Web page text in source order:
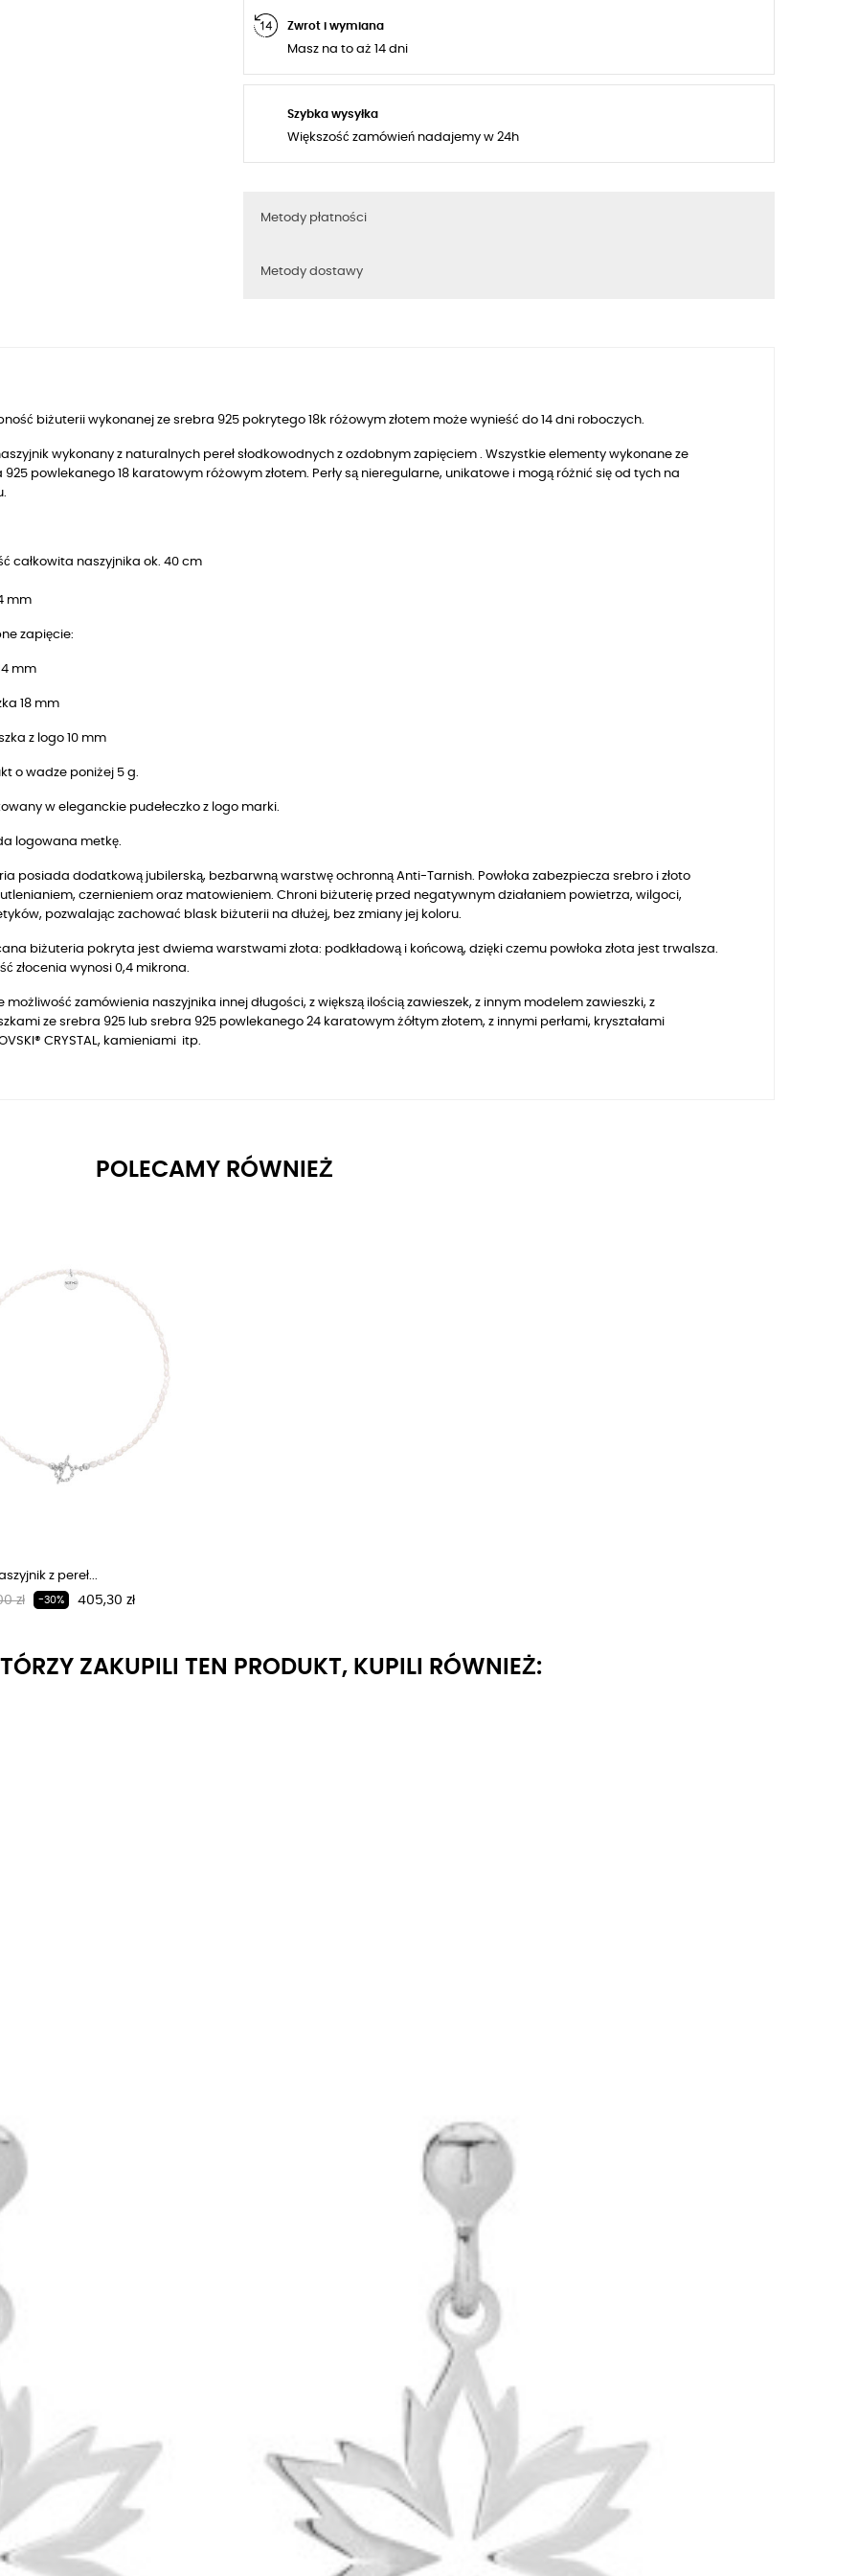
Zwrot i wymiana
Masz na to aż 14 dni
Szybka wysyłka
Większość zamówień nadajemy w 24h
Metody płatności
Metody dostawy
biżuterii wykonanej ze srebra 925 pokrytego 18k różowym złotem może wynieść do 14 dni roboczych.
wykonany z naturalnych pereł słodkowodnych z ozdobnym zapięciem . Wszystkie elementy wykonane ze
925 powlekanego 18 karatowym różowym złotem. Perły są nieregularne, unikatowe i mogą różnić się od tych na
całkowita naszyjnika ok. 40 cm
mm
zapięcie:
mm
18 mm
z logo 10 mm
o wadze poniżej 5 g.
w eleganckie pudełeczko z logo marki.
logowana metkę.
posiada dodatkową jubilerską, bezbarwną warstwę ochronną Anti-Tarnish. Powłoka zabezpiecza srebro i złoto
czernieniem oraz matowieniem. Chroni biżuterię przed negatywnym działaniem powietrza, wilgoci,
pozwalając zachować blask biżuterii na dłużej, bez zmiany jej koloru.
biżuteria pokryta jest dwiema warstwami złota: podkładową i końcową, dzięki czemu powłoka złota jest trwalsza.
złocenia wynosi 0,4 mikrona.
możliwość zamówienia naszyjnika innej długości, z większą ilością zawieszek, z innym modelem zawieszki, z
ze srebra 925 lub srebra 925 powlekanego 24 karatowym żółtym złotem, z innymi perłami, kryształami
CRYSTAL, kamieniami itp.
POLECAMY RÓWNIEŻ
z pereł...
cena
zł -30% Cena
405,30 zł
ZAKUPILI TEN PRODUKT, KUPILI RÓWNIEŻ: